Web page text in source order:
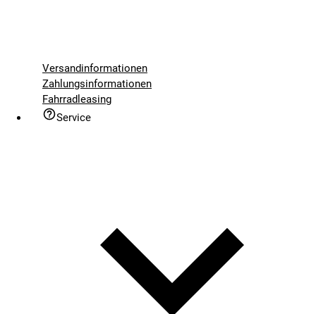
Versandinformationen
Zahlungsinformationen
Fahrradleasing
Service